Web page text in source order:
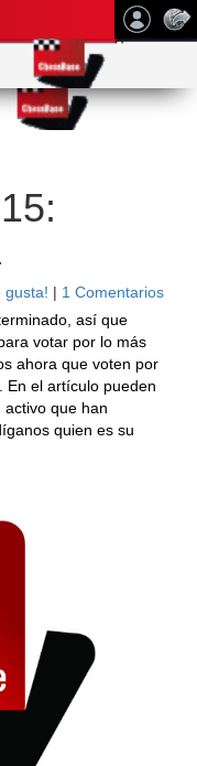
gusta! | 1 Comentarios
así que
votar por lo más
ahora que voten por
En el artículo pueden
que han
quien es su